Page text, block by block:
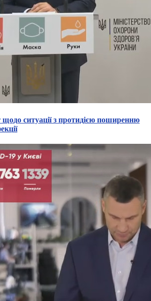
щодо ситуації з протидією поширенню